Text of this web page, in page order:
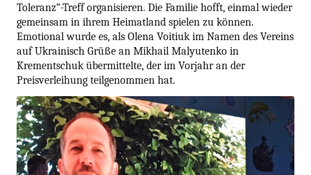
Toleranz“-Treff organisieren. Die Familie hofft, einmal wieder
gemeinsam in ihrem Heimatland spielen zu können.
Emotional wurde es, als Olena Voitiuk im Namen des Vereins
auf Ukrainisch Grüße an Mikhail Malyutenko in
Krementschuk übermittelte, der im Vorjahr an der
Preisverleihung teilgenommen hat.